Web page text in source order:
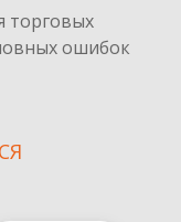
торговых
ошибок